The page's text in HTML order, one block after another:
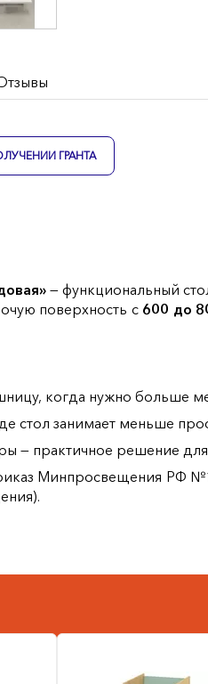
ГРАНТА
— функциональный
поверхность с 600 до
когда нужно больше
стол занимает меньше
практичное решение
Минпросвещения РФ